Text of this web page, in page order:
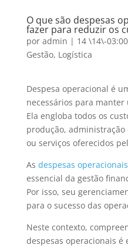
O que são despesas
fazer para reduzir os
por admin | 14 \14\-
Gestão, Logística
Despesa operacional é
necessários para
Ela engloba todos os
produção,
ou serviços oferecidos
As despesas operacionais
essencial da gestão
Por isso, seu
para o sucesso das
Neste contexto,
despesas operacionais é